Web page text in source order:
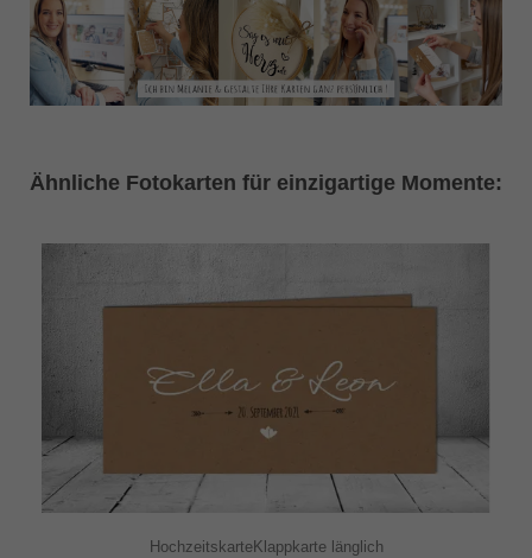
Ähnliche Fotokarten für einzigartige Momente:
HochzeitskarteKlappkarte länglich